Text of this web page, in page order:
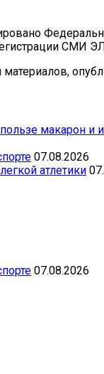
СМИ
макарон и
07.08.2026
атлетики
07.08.2026